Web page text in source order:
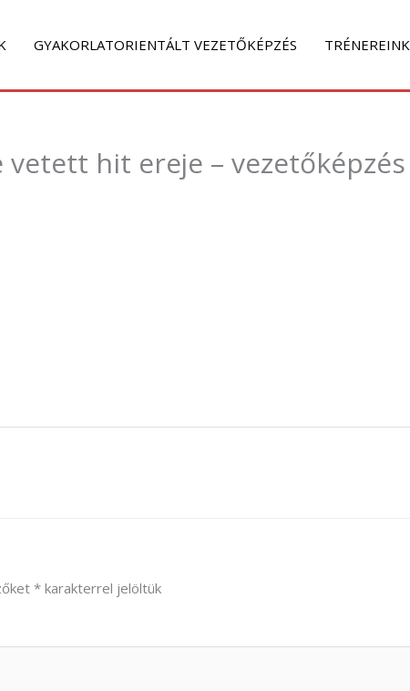
GYAKORLATORIENTÁLT VEZETŐKÉPZÉS TRÉNEREINK
vetett hit ereje – vezetőképzés
* karakterrel jelöltük